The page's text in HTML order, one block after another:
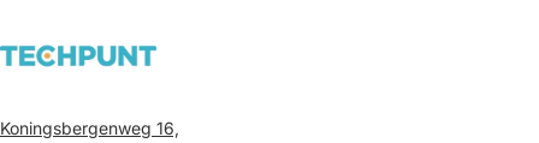
Koningsbergenweg 16,